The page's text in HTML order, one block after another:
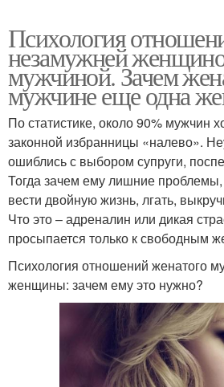
Психология
незамужней
мужчиной. Зачем
мужчине еще одна
По статистике, около 90% мужчин
законной избранницы «налево».
ошиблись с выбором супруги,
Тогда зачем ему лишние проблемы,
вести двойную жизнь, лгать,
Что это – адреналин или дикая
просыпается только к свободным
Психология отношений женатого
женщины: зачем ему это нужно?